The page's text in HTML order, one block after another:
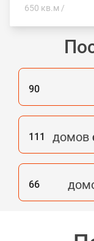
650 кв.м /
90
111 домов
66